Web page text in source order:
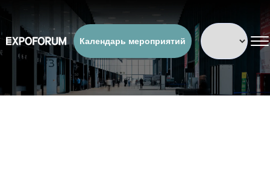
Календарь мероприятий